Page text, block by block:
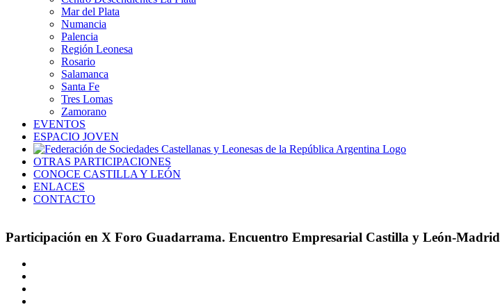
Mar del Plata
Numancia
Palencia
Región Leonesa
Rosario
Salamanca
Santa Fe
Tres Lomas
Zamorano
EVENTOS
ESPACIO JOVEN
OTRAS PARTICIPACIONES
CONOCE CASTILLA Y LEÓN
ENLACES
CONTACTO
Participación en X Foro Guadarrama. Encuentro Empresarial Castilla y León-Madrid